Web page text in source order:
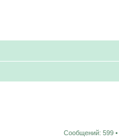
Сообщений: 599 •